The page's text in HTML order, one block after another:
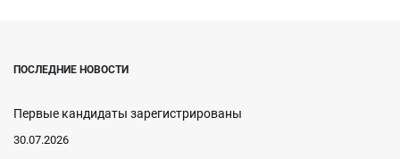
ПОСЛЕДНИЕ НОВОСТИ
Первые кандидаты зарегистрированы
30.07.2026